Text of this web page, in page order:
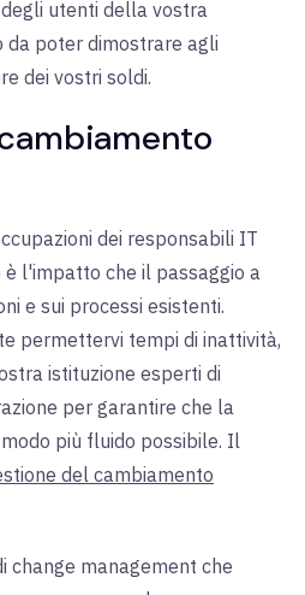
utenti della vostra
da poter dimostrare agli
dei vostri soldi.
dei responsabili IT
l'impatto che il passaggio a
e sui processi esistenti.
permettervi tempi di inattività,
istituzione esperti di
per garantire che la
più fluido possibile. Il
del cambiamento
change management che